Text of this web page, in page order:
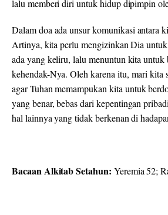
lalu memberi diri untuk hidup dipimpin
Dalam doa ada unsur komunikasi antara
Artinya, kita perlu mengizinkan Dia
ada yang keliru, lalu menuntun kita untuk
kehendak-Nya. Oleh karena itu, mari kita
agar Tuhan memampukan kita untuk
yang benar, bebas dari kepentingan
hal lainnya yang tidak berkenan di
Bacaan Alkitab Setahun: Yeremia 52;